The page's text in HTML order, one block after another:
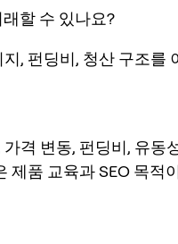
할 수 있나요?
, 펀딩비, 청산 구조를
격 변동, 펀딩비, 유동
제품 교육과 SEO 목적